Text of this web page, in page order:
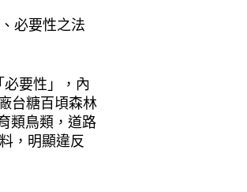
必要性之法
要性」，內
台糖百頃森林
類鳥類，道路
，明顯違反